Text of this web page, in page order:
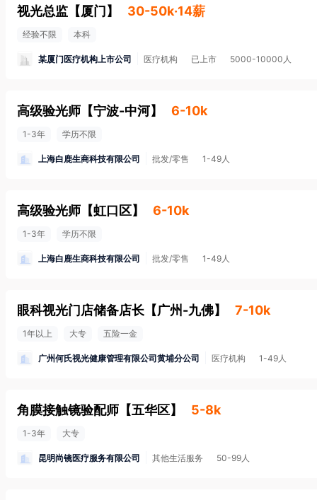
视光总监 【厦门 】 30-50k·14薪
经验不限 本科
某厦门医疗机构上市公司 医疗机构 已上市 5000-10000人
高级验光师 【宁波-中河】 6-10k
1-3年 学历不限
上海白鹿生商科技有限公司 批发/零售 1-49人
高级验光师 【虹口区】 6-10k
1-3年 学历不限
上海白鹿生商科技有限公司 批发/零售 1-49人
眼科视光门店储备店长 【广州-九佛】 7-10k
1年以上 大专 五险一金
广州何氏视光健康管理有限公司黄埔分公司 医疗机构 1-49人
角膜接触镜验配师 【五华区】 5-8k
1-3年 大专
昆明尚镜医疗服务有限公司 其他生活服务 50-99人